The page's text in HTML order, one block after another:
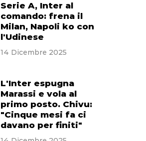
Serie A, Inter al
comando: frena il
Milan, Napoli ko con
l'Udinese
14 Dicembre 2025
L'Inter espugna
Marassi e vola al
primo posto. Chivu:
"Cinque mesi fa ci
davano per finiti"